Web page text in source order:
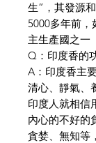
生”，其發源
5000多年前，
主生產國之一
Q：印度香的
A：印度香主
清心、靜氣、
印度人就相信
內心的不好的
貪婪、無知等